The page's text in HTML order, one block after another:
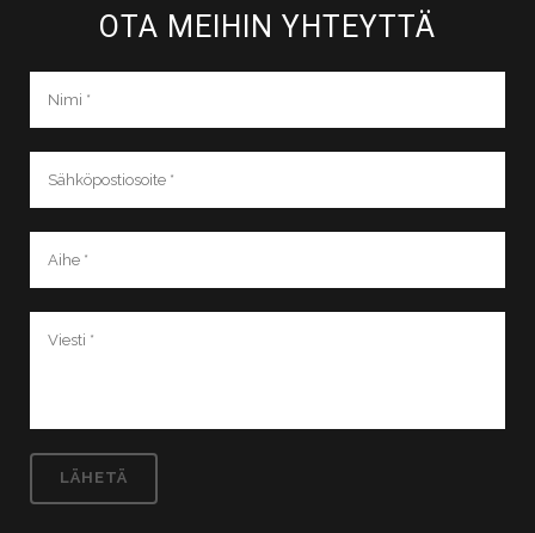
OTA MEIHIN YHTEYTTÄ​